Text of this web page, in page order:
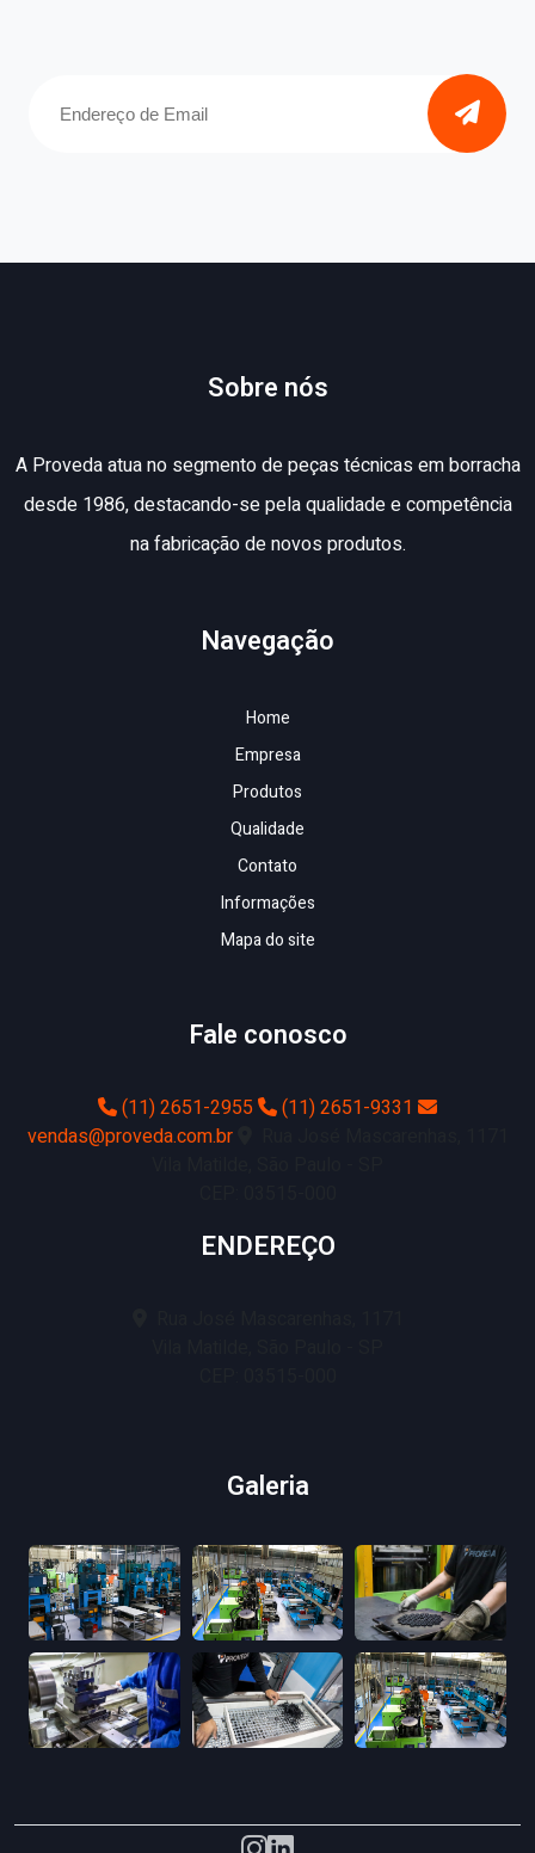
Sobre nós
A Proveda atua no segmento de peças técnicas em borracha
desde 1986, destacando-se pela qualidade e competência
na fabricação de novos produtos.
Navegação
Home
Empresa
Produtos
Qualidade
Contato
Informações
Mapa do site
Fale conosco
(11) 2651-2955
(11) 2651-9331
vendas@proveda.com.br
ENDEREÇO
Galeria